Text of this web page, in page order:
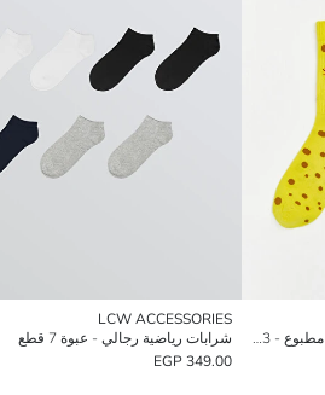
جوارب الكاحل الرجالية سبونج بوب مطبوع - 3 قطع
LCW ACCESSORIES
شرابات رياضية رجالي - عبوة 7 قطع
349.00 EGP